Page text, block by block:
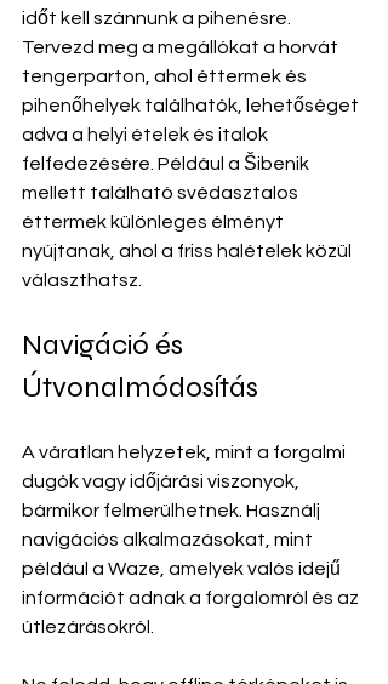
időt kell szánnunk a pihenésre.
Tervezd meg a megállókat a horvát
tengerparton, ahol éttermek és
pihenőhelyek találhatók, lehetőséget
adva a helyi ételek és italok
felfedezésére. Például a Šibenik
mellett található svédasztalos
éttermek különleges élményt
nyújtanak, ahol a friss halételek közül
választhatsz.
Navigáció és
Útvonalmódosítás
A váratlan helyzetek, mint a forgalmi
dugók vagy időjárási viszonyok,
bármikor felmerülhetnek. Használj
navigációs alkalmazásokat, mint
például a Waze, amelyek valós idejű
információt adnak a forgalomról és az
útlezárásokról.